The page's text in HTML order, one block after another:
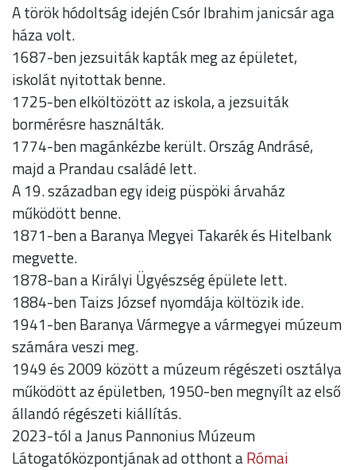
A török hódoltság idején Csór Ibrahim janicsár aga
háza volt.
1687-ben jezsuiták kapták meg az épületet,
iskolát nyitottak benne.
1725-ben elköltözött az iskola, a jezsuiták
bormérésre használták.
1774-ben magánkézbe került. Ország Andrásé,
majd a Prandau családé lett.
A 19. században egy ideig püspöki árvaház
működött benne.
1871-ben a Baranya Megyei Takarék és Hitelbank
megvette.
1878-ban a Királyi Ügyészség épülete lett.
1884-ben Taizs József nyomdája költözik ide.
1941-ben Baranya Vármegye a vármegyei múzeum
számára veszi meg.
1949 és 2009 között a múzeum régészeti osztálya
működött az épületben, 1950-ben megnyílt az első
állandó régészeti kiállítás.
2023-tól a Janus Pannonius Múzeum
Látogatóközpontjának ad otthont aRómai